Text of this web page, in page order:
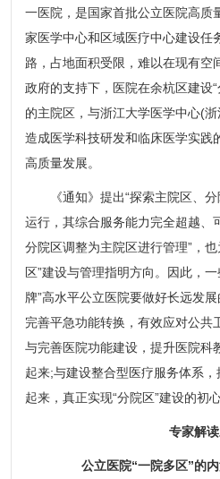
一医院，是国家首批公立医院高质
家医学中心和区域医疗中心建设任
路，占地面积受限，难以在现有空
政府的支持下，医院在余杭区建设
的主院区，与浙江大学医学中心(
造成医学科技研发和临床医学实践
高质量发展。
《通知》提出“探索主院区、分
运行，其综合服务能力完全超越、
分院区调整为主院区进行管理”，
区”建设与管理指明方向。因此，
牌”高水平公立医院要做好长远发
完善平急功能转换，有效应对公共
与完善医院功能建设，提升医院科
起来;与建设整合型医疗服务体系
起来，真正实现“分院区”建设的初心
专家解
公立医院“一院多区”的